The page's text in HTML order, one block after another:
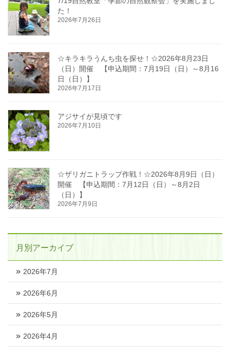
た！
2026年7月26日
☆キラキラうんち虫を探せ！☆2026年8月23日
（日）開催 【申込期間：7月19日（日）～8月16
日（日）】
2026年7月17日
アジサイが見頃です
2026年7月10日
☆ザリガニトラップ作戦！☆2026年8月9日（日）
開催 【申込期間：7月12日（日）～8月2日
（日）】
2026年7月9日
月別アーカイブ
2026年7月
2026年6月
2026年5月
2026年4月